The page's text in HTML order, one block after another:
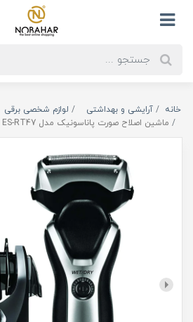
خانه آرایشی و بهداشتی لوازم شخصی برقی
ماشین اصلاح صورت پاناسونیک مدل ES-RT47